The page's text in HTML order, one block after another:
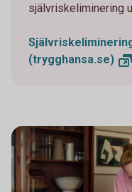
självriskeliminering
(trygghansa.se)